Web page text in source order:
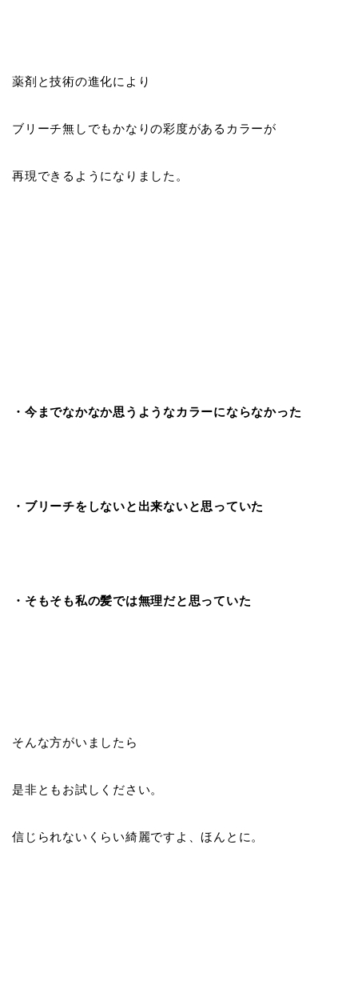
薬剤と技術の進化により
ブリーチ無しでもかなりの彩度があるカラーが
再現できるようになりました。
・今までなかなか思うようなカラーにならなかった
・ブリーチをしないと出来ないと思っていた
・そもそも私の髪では無理だと思っていた
そんな方がいましたら
是非ともお試しください。
信じられないくらい綺麗ですよ、ほんとに。